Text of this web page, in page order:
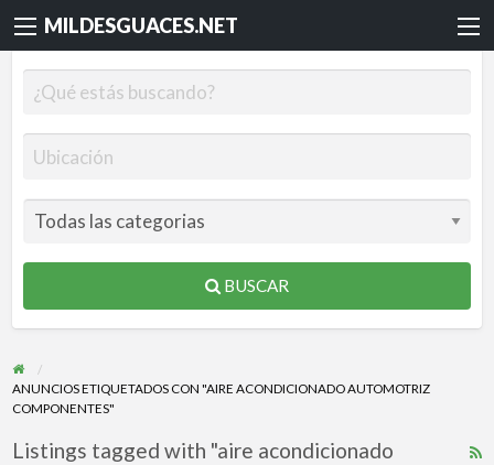
MILDESGUACES.NET
BUSCAR
ANUNCIOS ETIQUETADOS CON "AIRE ACONDICIONADO AUTOMOTRIZ
COMPONENTES"
Listings tagged with "aire acondicionado